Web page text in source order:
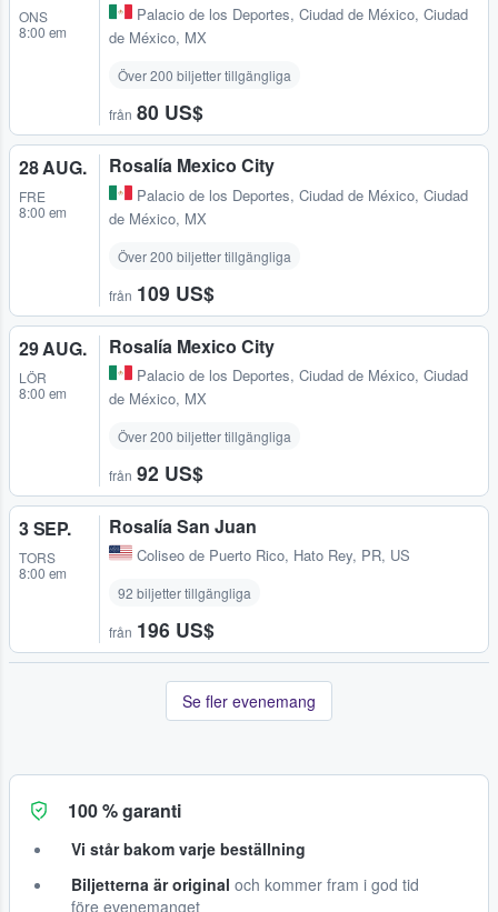
ONS
8:00 em
Palacio de los Deportes, Ciudad de México, Ciudad
de México, MX
Över 200 biljetter tillgängliga
från 80 US$
28 AUG.
FRE
8:00 em
Rosalía Mexico City
Palacio de los Deportes, Ciudad de México, Ciudad
de México, MX
Över 200 biljetter tillgängliga
från 109 US$
29 AUG.
LÖR
8:00 em
Rosalía Mexico City
Palacio de los Deportes, Ciudad de México, Ciudad
de México, MX
Över 200 biljetter tillgängliga
från 92 US$
3 SEP.
TORS
8:00 em
Rosalía San Juan
Coliseo de Puerto Rico, Hato Rey, PR, US
92 biljetter tillgängliga
från 196 US$
Se fler evenemang
100 % garanti
Vi står bakom varje beställning
Biljetterna är original och kommer fram i god tid
före evenemanget